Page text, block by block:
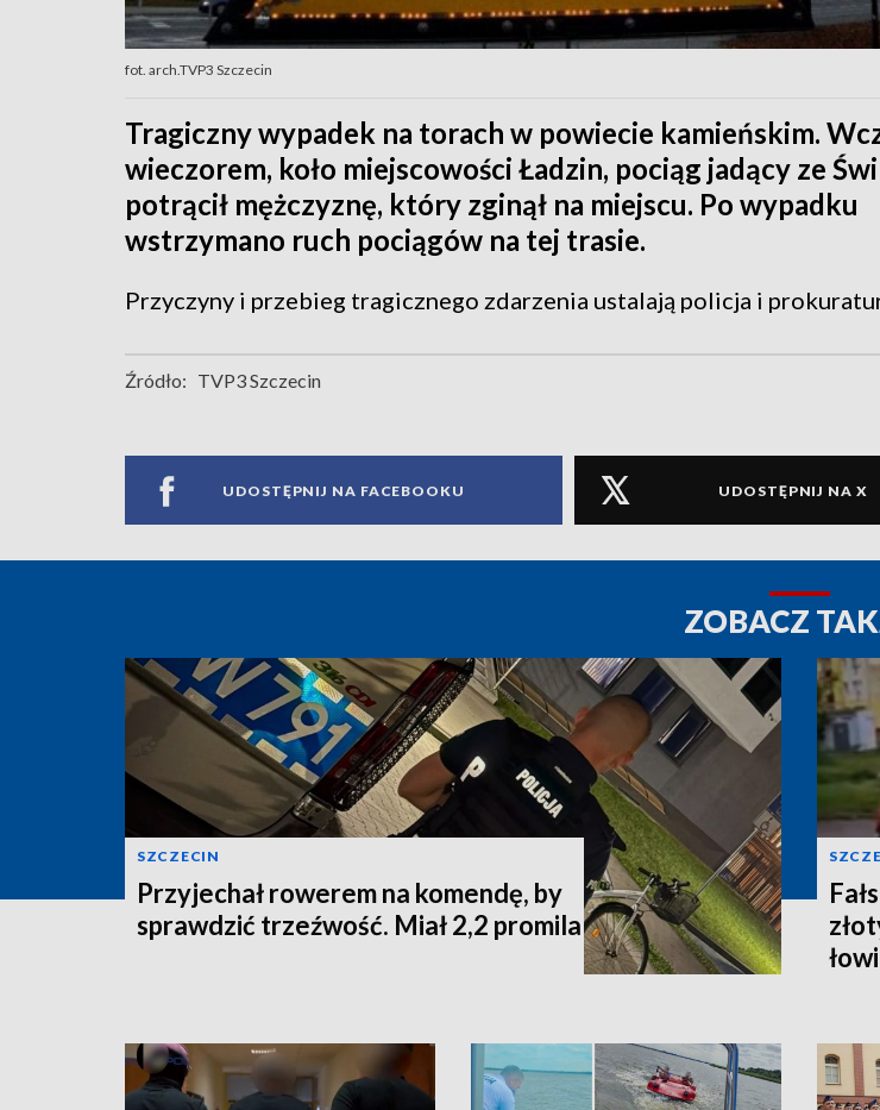
fot. arch.TVP3 Szczecin
Tragiczny wypadek na torach w powiecie kamieńskim.
wieczorem, koło miejscowości Ładzin, pociąg jadący ze
potrącił mężczyznę, który zginął na miejscu. Po wypadku
wstrzymano ruch pociągów na tej trasie.
Przyczyny i przebieg tragicznego zdarzenia ustalają policja i
Źródło: TVP3 Szczecin
UDOSTĘPNIJ NA FACEBOOKU UDOSTĘPNIJ NA X
ZOBACZ
SZCZECIN
Przyjechał rowerem na komendę, by
sprawdzić trzeźwość. Miał 2,2 promila